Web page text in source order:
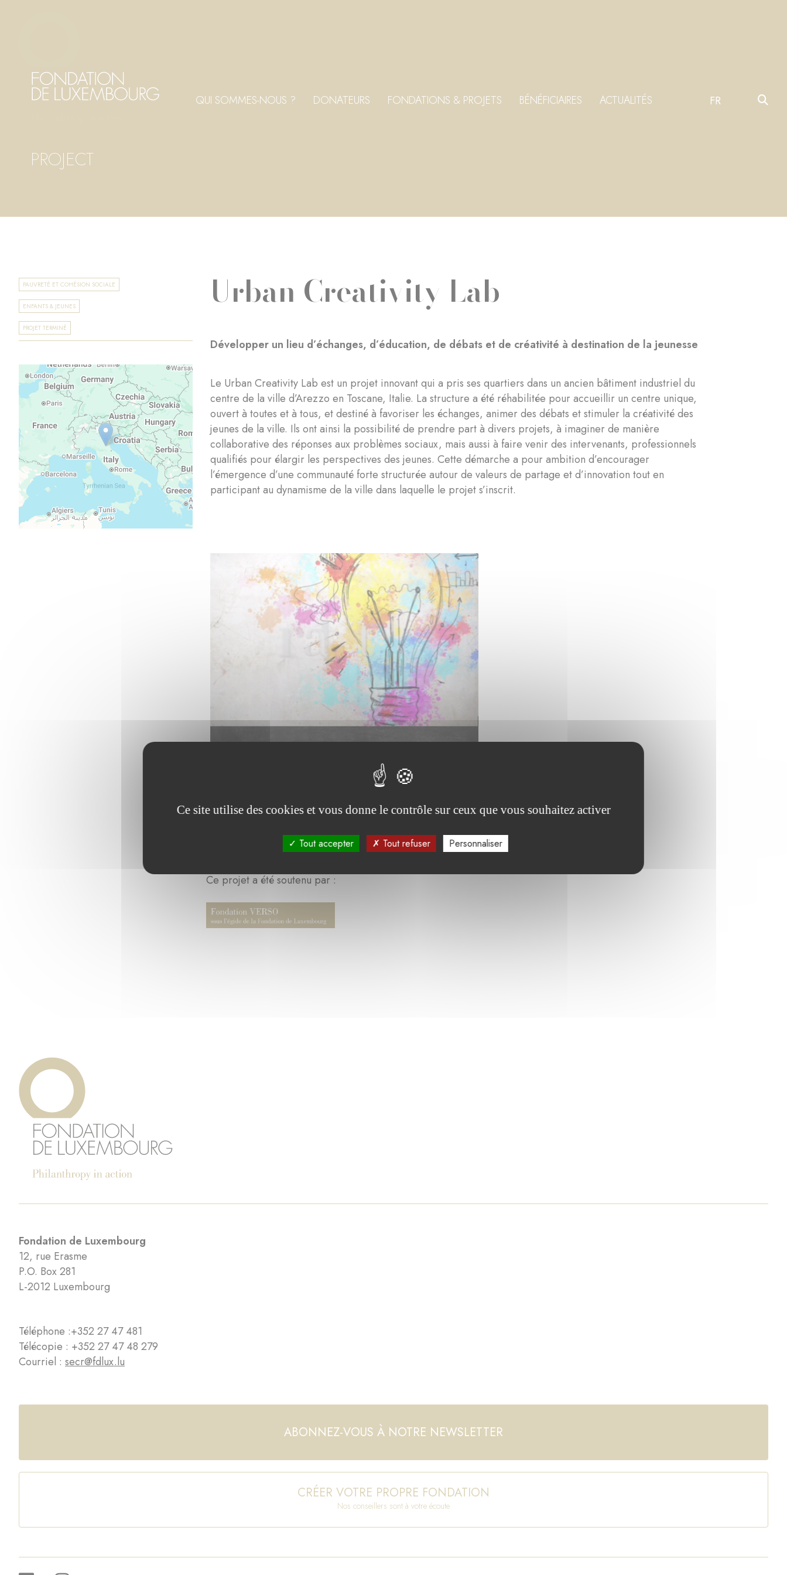
QUI SOMMES-NOUS ? DONATEURS FONDATIONS & PROJETS BÉNÉFICIAIRES ACTUALITÉS FR
PROJECT
PAUVRETÉ ET COHÉSION SOCIALE
ENFANTS & JEUNES
PROJET TERMINÉ
Urban Creativity Lab
Développer un lieu d’échanges, d’éducation, de débats et de créativité à destination de la jeunesse
Le Urban Creativity Lab est un projet innovant qui a pris ses quartiers dans un ancien bâtiment industriel du
centre de la ville d’Arezzo en Toscane, Italie. La structure a été réhabilitée pour accueillir un centre unique,
ouvert à toutes et à tous, et destiné à favoriser les échanges, animer des débats et stimuler la créativité des
jeunes de la ville. Ils ont ainsi la possibilité de prendre part à divers projets, à imaginer de manière
collaborative des réponses aux problèmes sociaux, mais aussi à faire venir des intervenants, professionnels
qualifiés pour élargir les perspectives des jeunes. Cette démarche a pour ambition d’encourager
l’émergence d’une communauté forte structurée autour de valeurs de partage et d’innovation tout en
participant au dynamisme de la ville dans laquelle le projet s’inscrit.
Ce projet a été soutenu par :
Fondation de Luxembourg
12, rue Erasme
P.O. Box 281
L-2012 Luxembourg
Téléphone :+352 27 47 481
Télécopie : +352 27 47 48 279
Courriel : secr@fdlux.lu
ABONNEZ-VOUS À NOTRE NEWSLETTER
CRÉER VOTRE PROPRE FONDATION
Nos conseillers sont à votre écoute
Ce site utilise des cookies et vous donne le contrôle sur ceux que vous souhaitez activer
Tout accepter Tout refuser Personnaliser